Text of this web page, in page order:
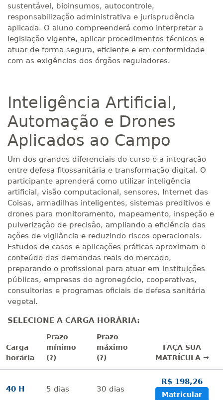
sustentável, bioinsumos, autocontrole,
responsabilização administrativa e jurisprudência
aplicada. O aluno compreenderá como interpretar a
legislação vigente, aplicar procedimentos técnicos e
atuar de forma segura, eficiente e em conformidade
com as exigências dos órgãos reguladores.
Inteligência Artificial,
Automação e Drones
Aplicados ao Campo
Um dos grandes diferenciais do curso é a integração
entre defesa fitossanitária e transformação digital. O
participante aprenderá como utilizar inteligência
artificial, visão computacional, sensores, Internet das
Coisas, armadilhas inteligentes, sistemas preditivos e
drones para monitoramento, mapeamento, inspeção e
pulverização de precisão, ampliando a eficiência das
ações de vigilância e reduzindo riscos operacionais.
Estudos de casos e aplicações práticas aproximam o
conteúdo das demandas reais do mercado,
preparando o profissional para atuar em instituições
públicas, empresas do agronegócio, cooperativas,
consultorias e programas oficiais de defesa sanitária
vegetal.
SELECIONE A CARGA HORÁRIA:
Carga
horária
Prazo
mínimo
(?)
Prazo
máximo
(?)
FAÇA SUA
MATRÍCULA →
40 H 5 dias 30 dias
R$ 198,26
Matricular